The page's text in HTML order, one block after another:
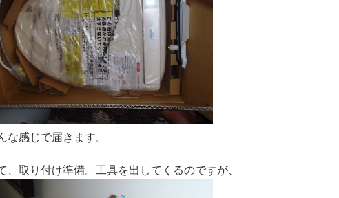
な感じで届きます。
、取り付け準備。工具を出してくるのですが、